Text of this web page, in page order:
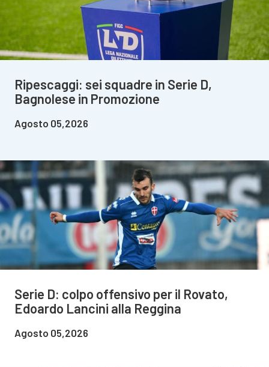
Ripescaggi: sei squadre in Serie D,
Bagnolese in Promozione
Agosto 05,2026
Serie D: colpo offensivo per il Rovato,
Edoardo Lancini alla Reggina
Agosto 05,2026